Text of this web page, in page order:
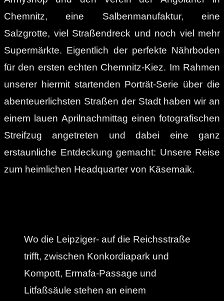
Chemnitz, eine Salbenmanufaktur, eine
Salzgrotte, viel Straßendreck und noch viel mehr
Supermärkte. Eigentlich der perfekte Nährboden
für den ersten echten Chemnitz-Kiez. Im Rahmen
unserer hiermit startenden Porträt-Serie über die
abenteuerlichsten Straßen der Stadt haben wir an
einem lauen Aprilnachmittag einen fotografischen
Streifzug angetreten und dabei eine ganz
erstaunliche Entdeckung gemacht: Unsere Reise
zum heimlichen Headquarter von Käsemaik.
Wo die Leipziger- auf die Reichsstraße
trifft, zwischen Konkordiapark und
Kompott, Ermafa-Passage und
Litfaßsäule stehen an einem